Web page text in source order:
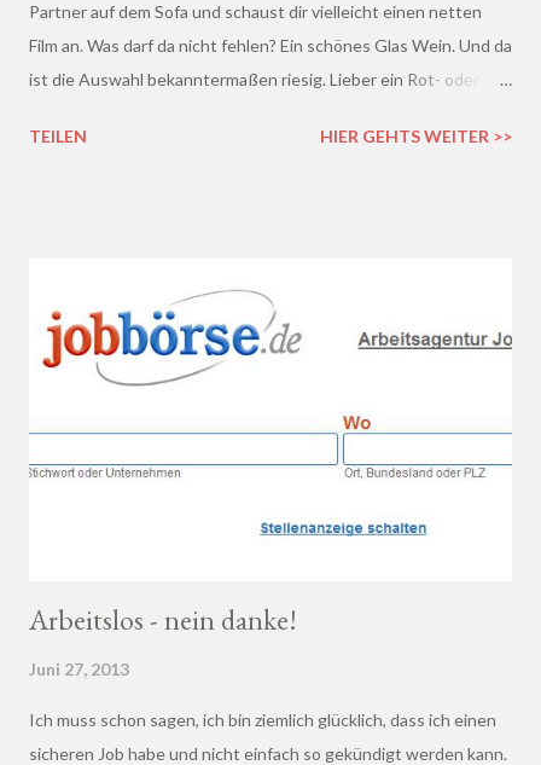
Partner auf dem Sofa und schaust dir vielleicht einen netten
Film an. Was darf da nicht fehlen? Ein schönes Glas Wein. Und da
ist die Auswahl bekanntermaßen riesig. Lieber ein Rot- oder
lieblich? Du hast die Qual der Wahl :D Wenn du so wie ich kaum
TEILEN HIER GEHTS WEITER >>
Arbeitslos - nein danke!
Juni 27, 2013
Ich muss schon sagen, ich bin ziemlich glücklich, dass ich einen
sicheren Job habe und nicht einfach so gekündigt werden kann.